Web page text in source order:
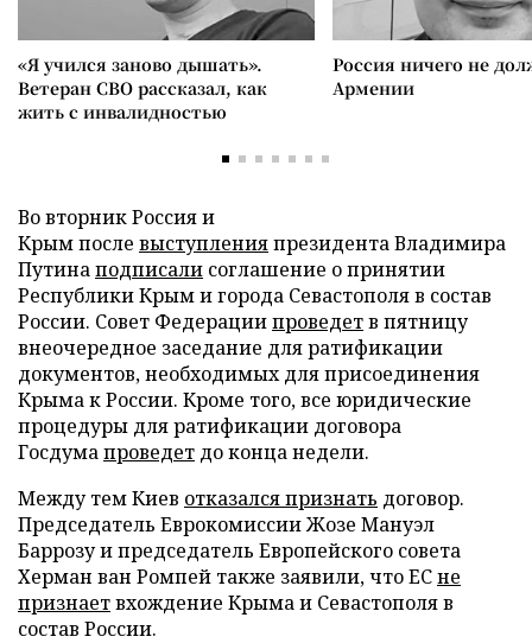
«Я учился заново дышать».
Ветеран СВО рассказал, как
жить с инвалидностью
Россия ничего не
Армении
Во вторник Россия и
Крым после выступленияпрезидента Владимира
Путинаподписали соглашение о принятии
Республики Крым и города Севастополя в состав
России. Совет Федерациипроведетв пятницу
внеочередное заседание для ратификации
документов, необходимых для присоединения
Крыма к России. Кроме того, все юридические
процедуры для ратификации договора
Госдумапроведет до конца недели.
Между тем Киев отказался признать договор.
Председатель Еврокомиссии Жозе Мануэл
Баррозу и председатель Европейского совета
Херман ван Ромпей также заявили, что ЕСне
признаетвхождение Крыма и Севастополя в
состав России.